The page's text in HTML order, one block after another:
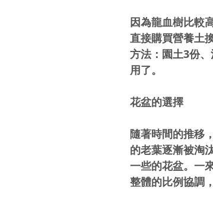
因為龍血樹比較
直接購買營養土
方法：園土3份
用了。
花盆的選擇
隨著時間的推移
的老葉逐漸被淘
一些的花盆。一
整體的比例協調